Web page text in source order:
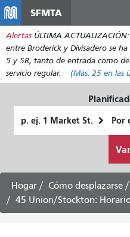
SFMTA
Alertas ÚLTIMA
entre Broderick y Divisadero se ha
5 y 5R, tanto de entrada como
servicio regular.
(Más: 25 en las
de
Hogar Cómo desplazarse
45 Union/Stockton: Horarios